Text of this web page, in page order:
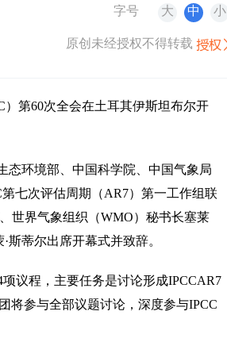
字号 大 中 小
原创未经授权不得转载
第60次全会在土耳其伊斯坦布尔开
态环境部、中国科学院、中国气象局
七次评估周期（AR7）第一工作组联
世界气象组织（WMO）秘书长塞莱
斯蒂尔出席开幕式并致辞。
议程，主要任务是讨论形成IPCCAR7
将参与全部议题讨论，深度参与IPCC